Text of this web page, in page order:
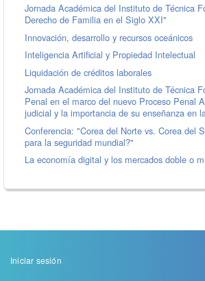
Jornada Académica del Instituto de Técnica
Derecho de Familia en el Siglo XXI"
Innovación, desarrollo y recursos oceánicos
Inteligencia Artificial y Propiedad Intelectual
Liquidación de créditos laborales
Jornada Académica del Instituto de Técnica
Penal en el marco del nuevo Proceso Penal
judicial y la importancia de su enseñanza en
Conferencia: "Corea del Norte vs. Corea del
para la seguridad mundial?"
La economía digital y los mercados doble o
Menu
Iniciar sesión